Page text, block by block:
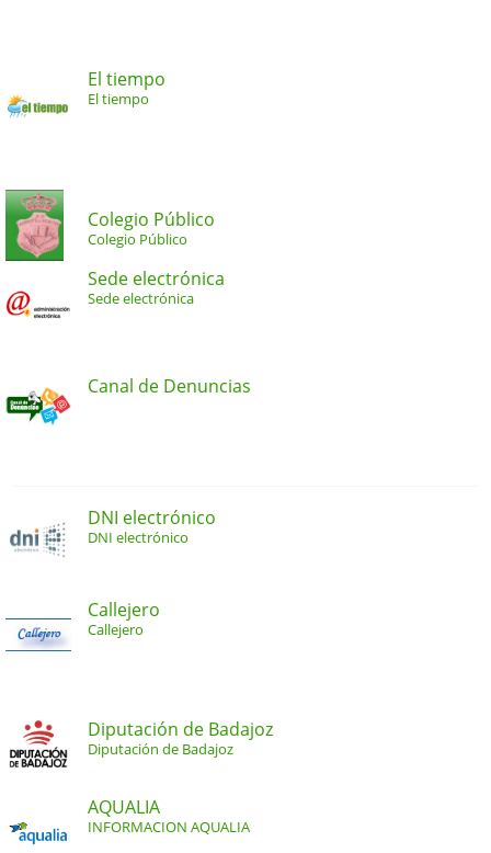
El tiempo
El tiempo
Colegio Público
Colegio Público
Sede electrónica
Sede electrónica
Canal de Denuncias
DNI electrónico
DNI electrónico
Callejero
Callejero
Diputación de Badajoz
Diputación de Badajoz
AQUALIA
INFORMACION AQUALIA